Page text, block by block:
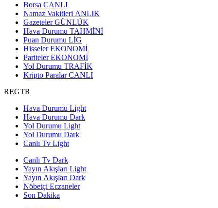
Borsa CANLI
Namaz Vakitleri ANLIK
GazetelerGÜNLÜK
Hava Durumu TAHMİNİ
Puan Durumu LİG
HisselerEKONOMİ
ParitelerEKONOMİ
Yol Durumu TRAFİK
Kripto ParalarCANLI
REGTR
Hava Durumu Light
Hava Durumu Dark
Yol Durumu Light
Yol Durumu Dark
Canlı Tv Light
Canlı Tv Dark
Yayın Akışları Light
Yayın Akışları Dark
Nöbetçi Eczaneler
Son Dakika